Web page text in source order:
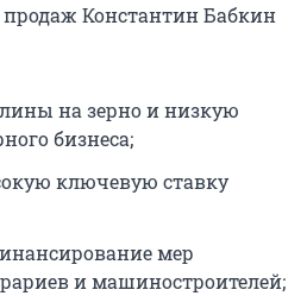
Константин Бабкин
на зерно и низкую
бизнеса;
ключевую ставку
мер
и машиностроителей;